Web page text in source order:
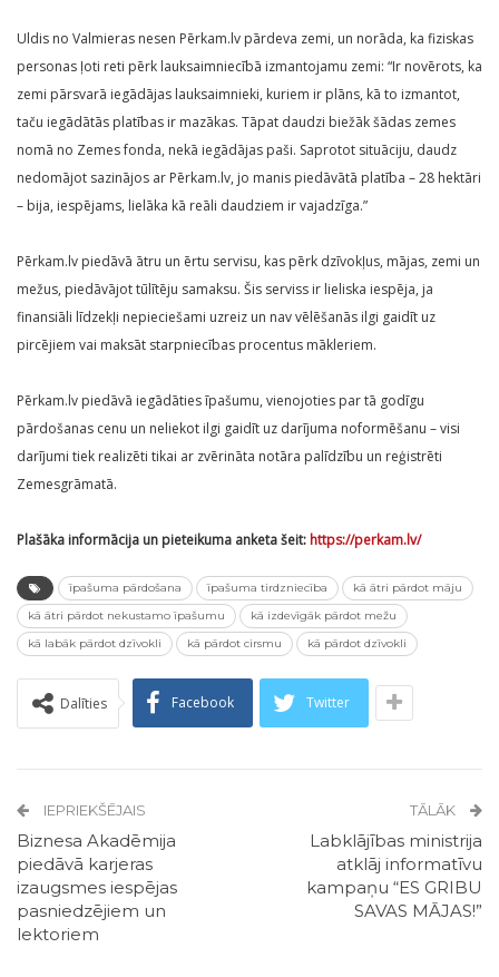
Uldis no Valmieras nesen Pērkam.lv pārdeva zemi, un norāda, ka fiziskas
personas ļoti reti pērk lauksaimniecībā izmantojamu zemi: “Ir novērots, ka
zemi pārsvarā iegādājas lauksaimnieki, kuriem ir plāns, kā to izmantot,
taču iegādātās platības ir mazākas. Tāpat daudzi biežāk šādas zemes
nomā no Zemes fonda, nekā iegādājas paši. Saprotot situāciju, daudz
nedomājot sazinājos ar Pērkam.lv, jo manis piedāvātā platība – 28 hektāri
– bija, iespējams, lielāka kā reāli daudziem ir vajadzīga.”
Pērkam.lv piedāvā ātru un ērtu servisu, kas pērk dzīvokļus, mājas, zemi un
mežus, piedāvājot tūlītēju samaksu. Šis serviss ir lieliska iespēja, ja
finansiāli līdzekļi nepieciešami uzreiz un nav vēlēšanās ilgi gaidīt uz
pircējiem vai maksāt starpniecības procentus mākleriem.
Pērkam.lv piedāvā iegādāties īpašumu, vienojoties par tā godīgu
pārdošanas cenu un neliekot ilgi gaidīt uz darījuma noformēšanu – visi
darījumi tiek realizēti tikai ar zvērināta notāra palīdzību un reģistrēti
Zemesgrāmatā.
Plašāka informācija un pieteikuma anketa šeit: https://perkam.lv/
īpašuma pārdošana īpašuma tirdzniecība
kā ātri pārdot māju
kā ātri pārdot nekustamo īpašumu
kā izdevīgāk pārdot mežu
kā labāk pārdot dzīvokli
kā pārdot cirsmu kā pārdot dzīvokli
Dalīties Facebook Twitter
IEPRIEKŠĒJAIS
Biznesa Akadēmija
piedāvā karjeras
izaugsmes iespējas
pasniedzējiem un
lektoriem
TĀLĀK
Labklājības ministrija
atklāj informatīvu
kampaņu “ES GRIBU
SAVAS MĀJAS!”